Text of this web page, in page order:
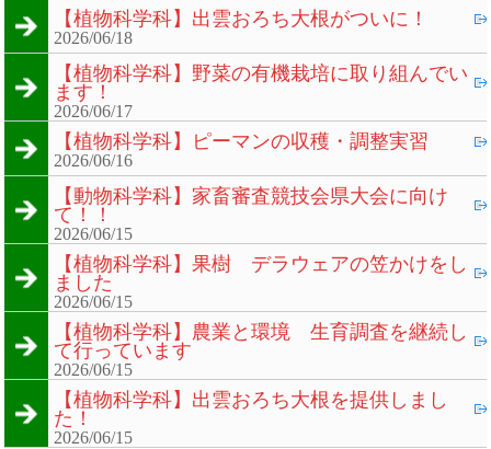
【植物科学科】出雲おろち大根がついに！
2026/06/18
【植物科学科】野菜の有機栽培に取り組んでい
ます！
2026/06/17
【植物科学科】ピーマンの収穫・調整実習
2026/06/16
【動物科学科】家畜審査競技会県大会に向け
て！！
2026/06/15
【植物科学科】果樹 デラウェアの笠かけをし
ました
2026/06/15
【植物科学科】農業と環境 生育調査を継続し
て行っています
2026/06/15
【植物科学科】出雲おろち大根を提供しまし
た！
2026/06/15